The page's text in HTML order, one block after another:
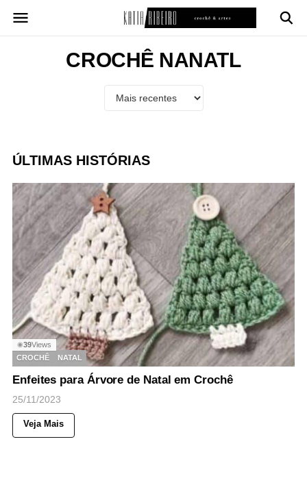
para
CROCHÊ NANATL
ÚLTIMAS HISTÓRIAS
◉39Views
CROCHÊ
NATAL
Enfeites para Árvore de Natal em Crochê
25/11/2023
Veja Mais